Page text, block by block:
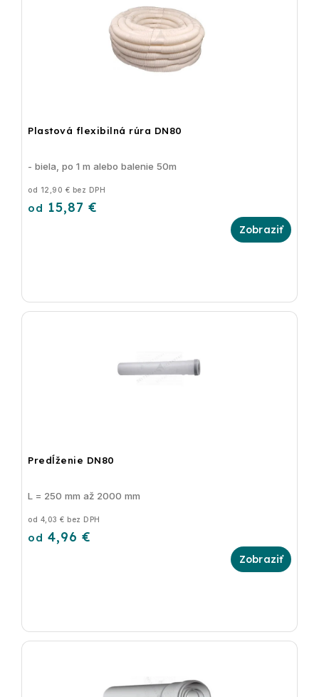
Plastová flexibilná rúra DN80
od 12,90 € bez DPH
od 15,87 €
- biela, po 1 m alebo balenie 50m
Predĺženie DN80
od 4,03 € bez DPH
od 4,96 €
L = 250 mm až 2000 mm